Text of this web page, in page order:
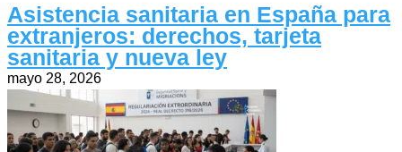
Asistencia sanitaria en España para
extranjeros: derechos, tarjeta
sanitaria y nueva ley
mayo 28, 2026